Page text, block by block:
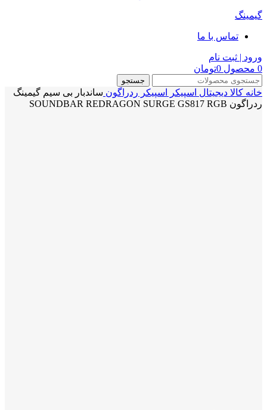
گیمینگ
تماس با ما
ورود | ثبت نام
0 محصول 0تومان
جستجو
خانه کالا دیجیتال اسپیکر اسپیکر ردراگون ساندبار بی سیم گیمینگ
ردراگون SOUNDBAR REDRAGON SURGE GS817 RGB